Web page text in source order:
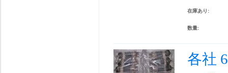
在庫あり:
数量:
各社